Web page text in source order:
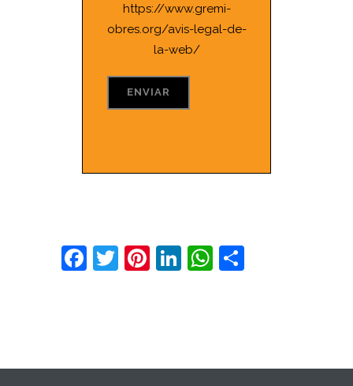
https://www.gremi-
obres.org/avis-legal-de-
la-web/
Facebook
Twitter
Pinterest
LinkedIn
WhatsApp